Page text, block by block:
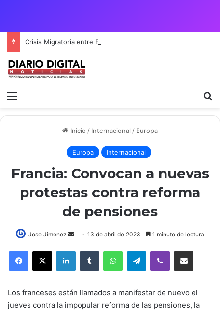
Menú
Inicio / Internacional / Europa
Europa Internacional
Francia: Convocan a nuevas
protestas contra reforma
de pensiones
Jose Jimenez
Send
email
13 de abril de 2023 1 minuto de lectura
LinkedInTumblr WhatsAppTelegramViber Compartir por correo
Los franceses están llamados a manifestar de nuevo el
jueves contra la impopular reforma de las pensiones, la